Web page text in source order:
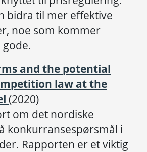
bidra til mer effektive
noe som kommer
and the potential
law at the
(2020)
om det nordiske
konkurransespørsmål i
Rapporten er et viktig